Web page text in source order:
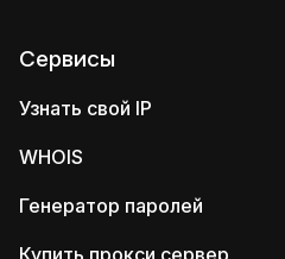
Сервисы
Узнать свой IP
WHOIS
Генератор паролей
Купить прокси сервер